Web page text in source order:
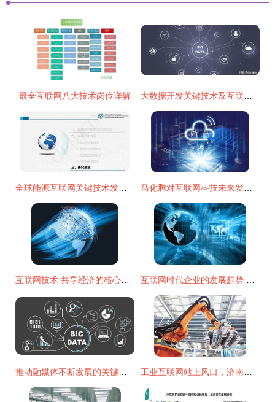
最全互联网八大技术岗位详解 大数据开发关键技术及互联网技术开发关联性分析
全球能源互联网关键技术发展与展望 马化腾对互联网科技未来发展趋势的精炼判断
互联网技术 共享经济的核心驱动力 互联网时代企业的发展趋势 以技术开发为核心的变革命
推动融媒体不断发展的关键因素 互联网技术开发的多维驱动力 工业互联网站上风口，济南高新区加速布局新赛道